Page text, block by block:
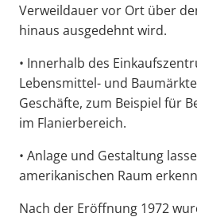
Verweildauer vor Ort über
hinaus ausgedehnt wird.
• Innerhalb des
Lebensmittel- und
Geschäfte, zum Beispiel für
im Flanierbereich.
• Anlage und Gestaltung
amerikanischen Raum
Nach der Eröffnung 1972